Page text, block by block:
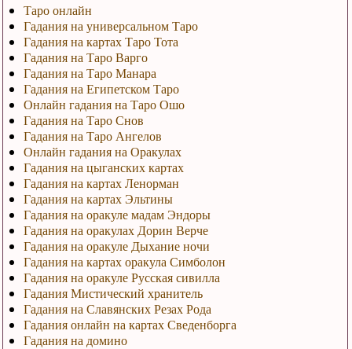
Таро онлайн
Гадания на универсальном Таро
Гадания на картах Таро Тота
Гадания на Таро Варго
Гадания на Таро Манара
Гадания на Египетском Таро
Онлайн гадания на Таро Ошо
Гадания на Таро Снов
Гадания на Таро Ангелов
Онлайн гадания на Оракулах
Гадания на цыганских картах
Гадания на картах Ленорман
Гадания на картах Эльтины
Гадания на оракуле мадам Эндоры
Гадания на оракулах Дорин Верче
Гадания на оракуле Дыхание ночи
Гадания на картах оракула Симболон
Гадания на оракуле Русская сивилла
Гадания Мистический хранитель
Гадания на Славянских Резах Рода
Гадания онлайн на картах Сведенборга
Гадания на домино